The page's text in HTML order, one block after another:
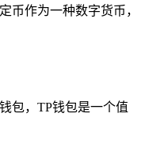
币作为一种数字货币，
包，TP钱包是一个值